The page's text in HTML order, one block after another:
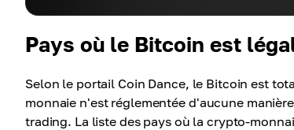
Pays où le Bitcoin est
Selon le portail Coin Dance, le Bitcoin est
monnaie n'est réglementée d'aucune
trading. La liste des pays où la crypto-